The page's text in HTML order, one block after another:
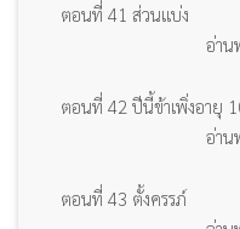
ตอนที่ 41 ส่วนแบ่ง
อ่าน
ตอนที่ 42 ปีนี้ข้าเพิ่งอายุ
อ่าน
ตอนที่ 43 ตั้งครรภ์